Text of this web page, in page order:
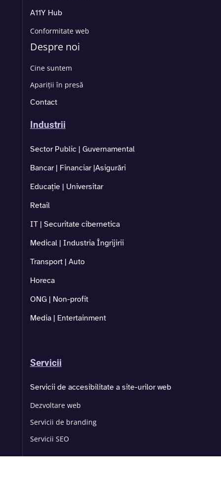
A11Y Hub
Conformitate web
Despre noi
Cine suntem
Apariții în presă
Contact
Industrii
Sector Public | Guvernamental
Bancar | Financiar |Asigurări
Educație | Universitar
Retail
IT | Securitate cibernetica
Medical | Industria Îngrijirii
Transport | Auto
Horeca
ONG | Non-profit
Media | Entertainment
Servicii
Servicii de accesibilitate a site-urilor web
Dezvoltare web
Servicii de branding
Servicii SEO